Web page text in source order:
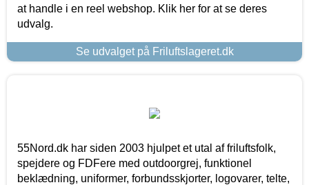
at handle i en reel webshop. Klik her for at se deres
udvalg.
Se udvalget på Friluftslageret.dk
55Nord.dk har siden 2003 hjulpet et utal af friluftsfolk,
spejdere og FDFere med outdoorgrej, funktionel
beklædning, uniformer, forbundsskjorter, logovarer, telte,